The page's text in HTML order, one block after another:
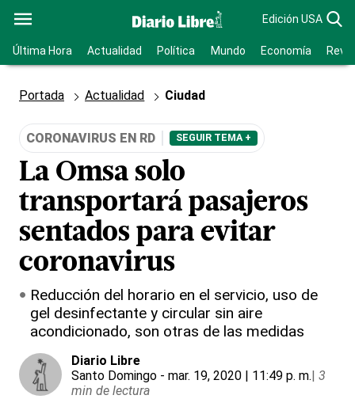
Edición USA
Última Hora Actualidad Política Mundo Economía
Portada Actualidad Ciudad
CORONAVIRUS EN RD SEGUIR TEMA +
La Omsa solo
transportará pasajeros
sentados para evitar
coronavirus
Reducción del horario en el servicio, uso de
gel desinfectante y circular sin aire
acondicionado, son otras de las medidas
Diario Libre
Santo Domingo - mar. 19, 2020 | 11:49 p. m.| 3
min de lectura